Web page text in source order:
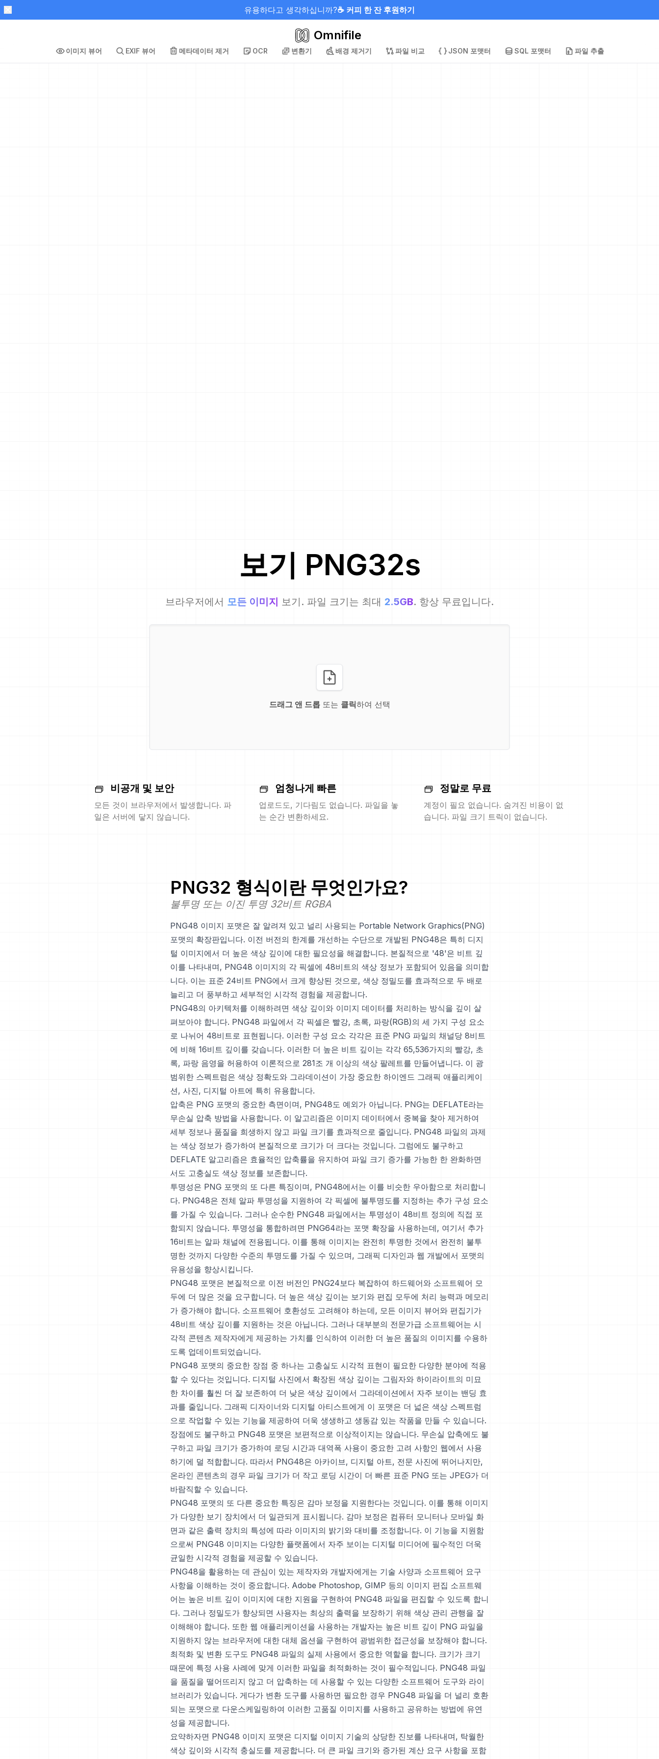
유용하다고 생각하십니까?☕ 커피 한 잔 후원하기
Omnifile
이미지 뷰어 EXIF 뷰어 메타데이터 제거 OCR 변환기 배경 제거기 파일 비교 JSON 포맷터 SQL 포맷터 파일 추출
보기 PNG32s
브라우저에서 모든 이미지 보기. 파일 크기는 최대 2.5GB. 항상 무료입니다.
드래그 앤 드롭또는 클릭하여 선택
비공개 및 보안
모든 것이 브라우저에서 발생합니다. 파
일은 서버에 닿지 않습니다.
엄청나게 빠른
업로드도, 기다림도 없습니다. 파일을 놓
는 순간 변환하세요.
정말로 무료
계정이 필요 없습니다. 숨겨진 비용이 없
습니다. 파일 크기 트릭이 없습니다.
PNG32 형식이란 무엇인가요?
불투명 또는 이진 투명 32비트 RGBA
PNG48 이미지 포맷은 잘 알려져 있고 널리 사용되는 Portable Network Graphics(PNG)
포맷의 확장판입니다. 이전 버전의 한계를 개선하는 수단으로 개발된 PNG48은 특히 디지
털 이미지에서 더 높은 색상 깊이에 대한 필요성을 해결합니다. 본질적으로 '48'은 비트 깊
이를 나타내며, PNG48 이미지의 각 픽셀에 48비트의 색상 정보가 포함되어 있음을 의미합
니다. 이는 표준 24비트 PNG에서 크게 향상된 것으로, 색상 정밀도를 효과적으로 두 배로
늘리고 더 풍부하고 세부적인 시각적 경험을 제공합니다.
PNG48의 아키텍처를 이해하려면 색상 깊이와 이미지 데이터를 처리하는 방식을 깊이 살
펴보아야 합니다. PNG48 파일에서 각 픽셀은 빨강, 초록, 파랑(RGB)의 세 가지 구성 요소
로 나뉘어 48비트로 표현됩니다. 이러한 구성 요소 각각은 표준 PNG 파일의 채널당 8비트
에 비해 16비트 깊이를 갖습니다. 이러한 더 높은 비트 깊이는 각각 65,536가지의 빨강, 초
록, 파랑 음영을 허용하여 이론적으로 281조 개 이상의 색상 팔레트를 만들어냅니다. 이 광
범위한 스펙트럼은 색상 정확도와 그라데이션이 가장 중요한 하이엔드 그래픽 애플리케이
션, 사진, 디지털 아트에 특히 유용합니다.
압축은 PNG 포맷의 중요한 측면이며, PNG48도 예외가 아닙니다. PNG는 DEFLATE라는
무손실 압축 방법을 사용합니다. 이 알고리즘은 이미지 데이터에서 중복을 찾아 제거하여
세부 정보나 품질을 희생하지 않고 파일 크기를 효과적으로 줄입니다. PNG48 파일의 과제
는 색상 정보가 증가하여 본질적으로 크기가 더 크다는 것입니다. 그럼에도 불구하고
DEFLATE 알고리즘은 효율적인 압축률을 유지하여 파일 크기 증가를 가능한 한 완화하면
서도 고충실도 색상 정보를 보존합니다.
투명성은 PNG 포맷의 또 다른 특징이며, PNG48에서는 이를 비슷한 우아함으로 처리합니
다. PNG48은 전체 알파 투명성을 지원하여 각 픽셀에 불투명도를 지정하는 추가 구성 요소
를 가질 수 있습니다. 그러나 순수한 PNG48 파일에서는 투명성이 48비트 정의에 직접 포
함되지 않습니다. 투명성을 통합하려면 PNG64라는 포맷 확장을 사용하는데, 여기서 추가
16비트는 알파 채널에 전용됩니다. 이를 통해 이미지는 완전히 투명한 것에서 완전히 불투
명한 것까지 다양한 수준의 투명도를 가질 수 있으며, 그래픽 디자인과 웹 개발에서 포맷의
유용성을 향상시킵니다.
PNG48 포맷은 본질적으로 이전 버전인 PNG24보다 복잡하여 하드웨어와 소프트웨어 모
두에 더 많은 것을 요구합니다. 더 높은 색상 깊이는 보기와 편집 모두에 처리 능력과 메모리
가 증가해야 합니다. 소프트웨어 호환성도 고려해야 하는데, 모든 이미지 뷰어와 편집기가
48비트 색상 깊이를 지원하는 것은 아닙니다. 그러나 대부분의 전문가급 소프트웨어는 시
각적 콘텐츠 제작자에게 제공하는 가치를 인식하여 이러한 더 높은 품질의 이미지를 수용하
도록 업데이트되었습니다.
PNG48 포맷의 중요한 장점 중 하나는 고충실도 시각적 표현이 필요한 다양한 분야에 적용
할 수 있다는 것입니다. 디지털 사진에서 확장된 색상 깊이는 그림자와 하이라이트의 미묘
한 차이를 훨씬 더 잘 보존하여 더 낮은 색상 깊이에서 그라데이션에서 자주 보이는 밴딩 효
과를 줄입니다. 그래픽 디자이너와 디지털 아티스트에게 이 포맷은 더 넓은 색상 스펙트럼
으로 작업할 수 있는 기능을 제공하여 더욱 생생하고 생동감 있는 작품을 만들 수 있습니다.
장점에도 불구하고 PNG48 포맷은 보편적으로 이상적이지는 않습니다. 무손실 압축에도 불
구하고 파일 크기가 증가하여 로딩 시간과 대역폭 사용이 중요한 고려 사항인 웹에서 사용
하기에 덜 적합합니다. 따라서 PNG48은 아카이브, 디지털 아트, 전문 사진에 뛰어나지만,
온라인 콘텐츠의 경우 파일 크기가 더 작고 로딩 시간이 더 빠른 표준 PNG 또는 JPEG가 더
바람직할 수 있습니다.
PNG48 포맷의 또 다른 중요한 특징은 감마 보정을 지원한다는 것입니다. 이를 통해 이미지
가 다양한 보기 장치에서 더 일관되게 표시됩니다. 감마 보정은 컴퓨터 모니터나 모바일 화
면과 같은 출력 장치의 특성에 따라 이미지의 밝기와 대비를 조정합니다. 이 기능을 지원함
으로써 PNG48 이미지는 다양한 플랫폼에서 자주 보이는 디지털 미디어에 필수적인 더욱
균일한 시각적 경험을 제공할 수 있습니다.
PNG48을 활용하는 데 관심이 있는 제작자와 개발자에게는 기술 사양과 소프트웨어 요구
사항을 이해하는 것이 중요합니다. Adobe Photoshop, GIMP 등의 이미지 편집 소프트웨
어는 높은 비트 깊이 이미지에 대한 지원을 구현하여 PNG48 파일을 편집할 수 있도록 합니
다. 그러나 정밀도가 향상되면 사용자는 최상의 출력을 보장하기 위해 색상 관리 관행을 잘
이해해야 합니다. 또한 웹 애플리케이션을 사용하는 개발자는 높은 비트 깊이 PNG 파일을
지원하지 않는 브라우저에 대한 대체 옵션을 구현하여 광범위한 접근성을 보장해야 합니다.
최적화 및 변환 도구도 PNG48 파일의 실제 사용에서 중요한 역할을 합니다. 크기가 크기
때문에 특정 사용 사례에 맞게 이러한 파일을 최적화하는 것이 필수적입니다. PNG48 파일
을 품질을 떨어뜨리지 않고 더 압축하는 데 사용할 수 있는 다양한 소프트웨어 도구와 라이
브러리가 있습니다. 게다가 변환 도구를 사용하면 필요한 경우 PNG48 파일을 더 널리 호환
되는 포맷으로 다운스케일링하여 이러한 고품질 이미지를 사용하고 공유하는 방법에 유연
성을 제공합니다.
요약하자면 PNG48 이미지 포맷은 디지털 이미지 기술의 상당한 진보를 나타내며, 탁월한
색상 깊이와 시각적 충실도를 제공합니다. 더 큰 파일 크기와 증가된 계산 요구 사항을 포함